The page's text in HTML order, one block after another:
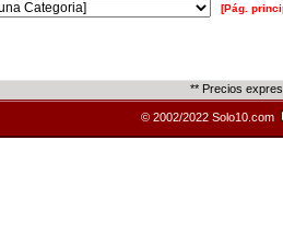
[Pág.
** Precios
© 2002/2022 Solo10.com